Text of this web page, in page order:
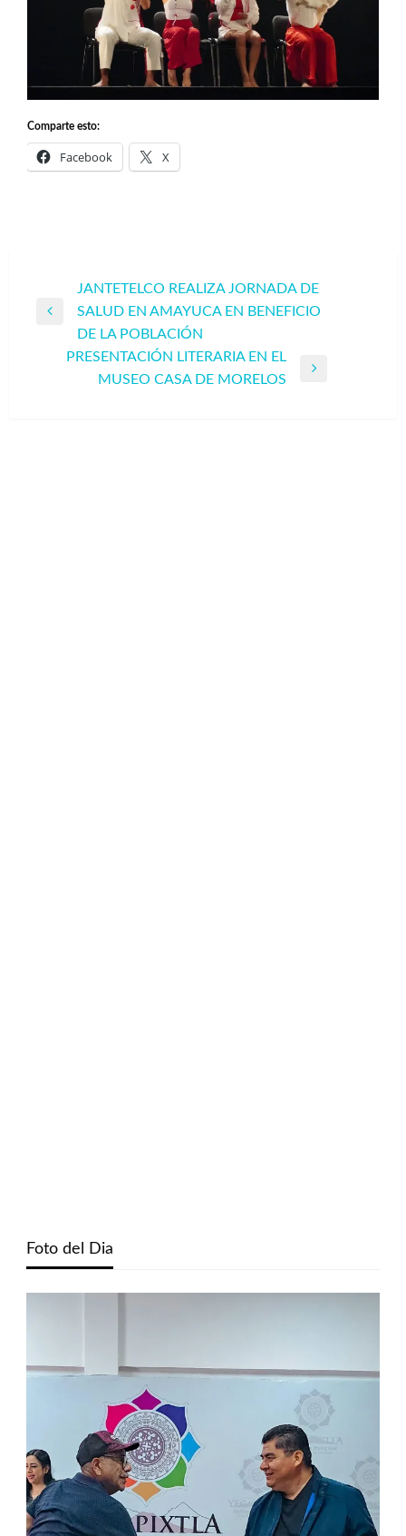
Comparte esto:
Facebook X
Navegación
de
entradas
JANTETELCO REALIZA JORNADA DE
SALUD EN AMAYUCA EN BENEFICIO
DE LA POBLACIÓN
PRESENTACIÓN LITERARIA EN EL
MUSEO CASA DE MORELOS
Foto del Dia